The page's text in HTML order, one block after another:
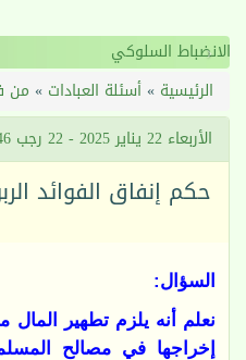
‹
الرئيسية »أسئلة العبادات » من
الأربعاء 22 يناير 2025 - 22 رجب 1446هـ
حكم إنفاق الفوائد
السؤال:
نعلم أنه يلزم تطهير المال
إخراجها في مصالح